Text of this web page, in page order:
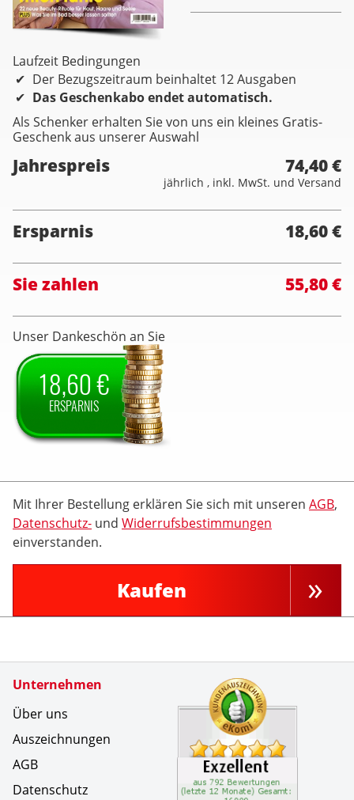
Laufzeit Bedingungen
Der Bezugszeitraum beinhaltet 12 Ausgaben
Das Geschenkabo endet automatisch.
Als Schenker erhalten Sie von uns ein kleines Gratis-
Geschenk aus unserer Auswahl
Jahrespreis 74,40 €
jährlich , inkl. MwSt. und Versand
Ersparnis 18,60 €
Sie zahlen 55,80 €
Unser Dankeschön an Sie
18,60 €
ERSPARNIS
Mit Ihrer Bestellung erklären Sie sich mit unseren AGB,
Datenschutz- und Widerrufsbestimmungen
einverstanden.
Kaufen
Unternehmen
Über uns
Auszeichnungen
AGB
Datenschutz
Zertifikate